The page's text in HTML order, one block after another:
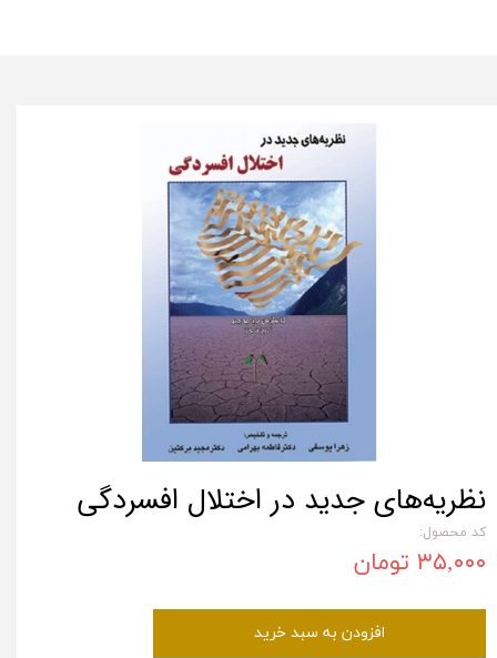
نظریه‌های جدید در اختلال افسردگی
کد محصول:
۳۵,۰۰۰ تومان
افزودن به سبد خرید